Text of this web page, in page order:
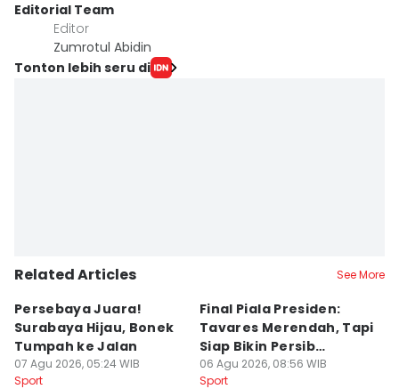
Editorial Team
Editor
Zumrotul Abidin
Tonton lebih seru di
Related Articles See More
Persebaya Juara!
Surabaya Hijau, Bonek
Tumpah ke Jalan
07 Agu 2026, 05:24 WIB
Sport
Final Piala Presiden:
Tavares Merendah, Tapi
Siap Bikin Persib
Tumbang
06 Agu 2026, 08:56 WIB
Sport